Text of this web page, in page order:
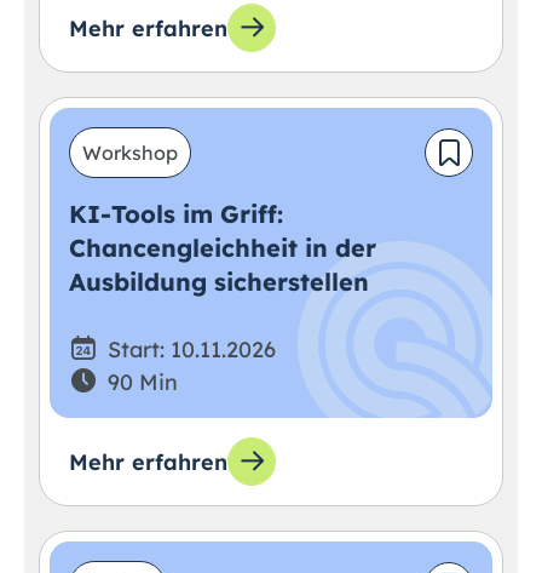
Mehr erfahren
Workshop
KI-Tools im Griff:
Chancengleichheit in der
Ausbildung sicherstellen
Start: 10.11.2026
90 Min
Mehr erfahren